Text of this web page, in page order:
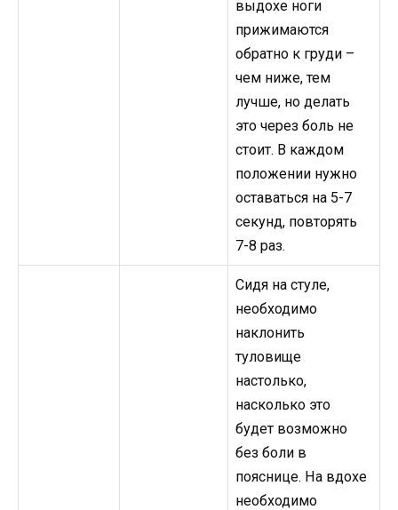
выдохе ноги
прижимаются
обратно к груди –
чем ниже, тем
лучше, но делать
это через боль не
стоит. В каждом
положении нужно
оставаться на 5-7
секунд, повторять
7-8 раз.
Сидя на стуле,
необходимо
наклонить
туловище
настолько,
насколько это
будет возможно
без боли в
пояснице. На вдохе
необходимо